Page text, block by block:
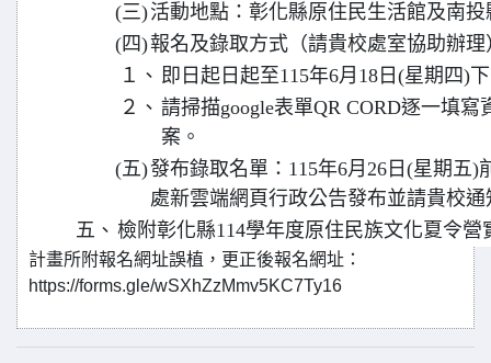
(三)活動地點：彰化縣原住民生活館及南
(四)報名及錄取方式（請貴校處室協助辦理
１、 即日起日起至115年6月18日(星期四)
２、 請掃描google表單QR CORD逐一填
案。
(五)發布錄取名單：115年6月26日(星期五)
處新雲端網頁行政公告發布並請貴校
五、 檢附彰化縣114學年度原住民族文化夏令
計畫所附報名網址誤植，更正後報名網址：
https://forms.gle/wSXhZzMmv5KC7Ty16